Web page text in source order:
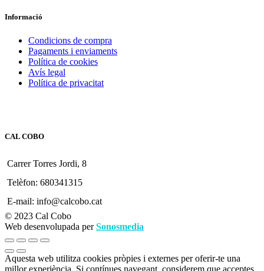
Informació
Condicions de compra
Pagaments i enviaments
Política de cookies
Avís legal
Política de privacitat
CAL COBO
Carrer Torres Jordi, 8
Telèfon: 680341315
E-mail: info@calcobo.cat
© 2023 Cal Cobo
Web desenvolupada perSonosmedia
Aquesta web utilitza cookies pròpies i externes per oferir-te una
millor experiència. Si contínues navegant, considerem que acceptes